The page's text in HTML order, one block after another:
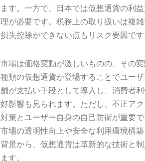
ます。一方で、日本では仮想通貨の利
理が必要です。税務上の取り扱いは複
損失控除ができない点もリスク要因です
市場は価格変動が激しいものの、その
種類の仮想通貨が登場することでユー
舗が支払い手段として導入し、消費者
好影響も見られます。ただし、不正ア
対策とユーザー自身の自己防衛が重要
市場の透明性向上や安全な利用環境構
背景から、仮想通貨は革新的な技術と
ます。